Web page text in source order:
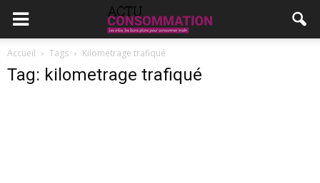
Accueil Tags Kilometrage trafiqué
Tag: kilometrage trafiqué